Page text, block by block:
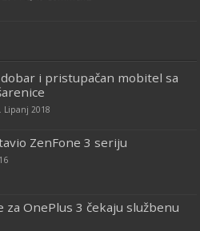
dobar i pristupačan mobitel sa
Lipanj 2018
ZenFone 3 seriju
za OnePlus 3 čekaju službenu